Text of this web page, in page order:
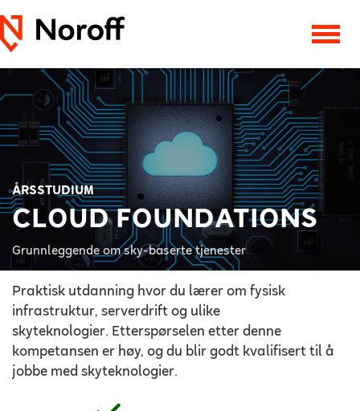
ÅRSSTUDIUM
CLOUD FOUNDATIONS
Grunnleggende om sky-baserte tjenester
Praktisk utdanning hvor du lærer om fysisk
infrastruktur, serverdrift og ulike
skyteknologier. Etterspørselen etter denne
kompetansen er høy, og du blir godt kvalifisert til å
jobbe med skyteknologier.